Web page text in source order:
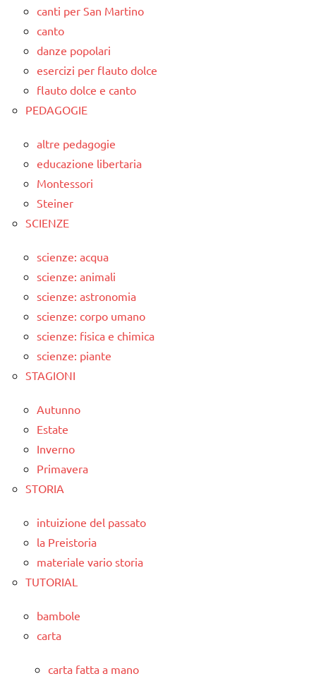
canti per San Martino
canto
danze popolari
esercizi per flauto dolce
flauto dolce e canto
PEDAGOGIE
altre pedagogie
educazione libertaria
Montessori
Steiner
SCIENZE
scienze: acqua
scienze: animali
scienze: astronomia
scienze: corpo umano
scienze: fisica e chimica
scienze: piante
STAGIONI
Autunno
Estate
Inverno
Primavera
STORIA
intuizione del passato
la Preistoria
materiale vario storia
TUTORIAL
bambole
carta
carta fatta a mano